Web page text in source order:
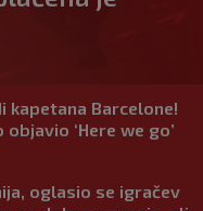
kapetana Barcelone!
‘Here we go’
oglasio se igračev